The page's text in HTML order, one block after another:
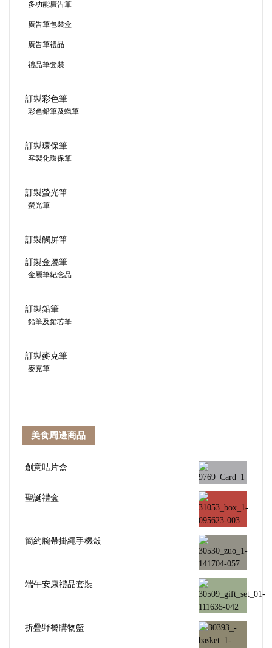
多功能廣告筆
廣告筆包裝盒
廣告筆禮品
禮品筆套裝
訂製彩色筆
彩色鉛筆及蠟筆
訂製環保筆
客製化環保筆
訂製螢光筆
螢光筆
訂製觸屏筆
訂製金屬筆
金屬筆紀念品
訂製鉛筆
鉛筆及鉛芯筆
訂製麥克筆
麥克筆
美食周邊商品
創意咭片盒
聖誕禮盒
簡約腕帶掛繩手機殼
端午安康禮品套裝
折疊野餐購物籃